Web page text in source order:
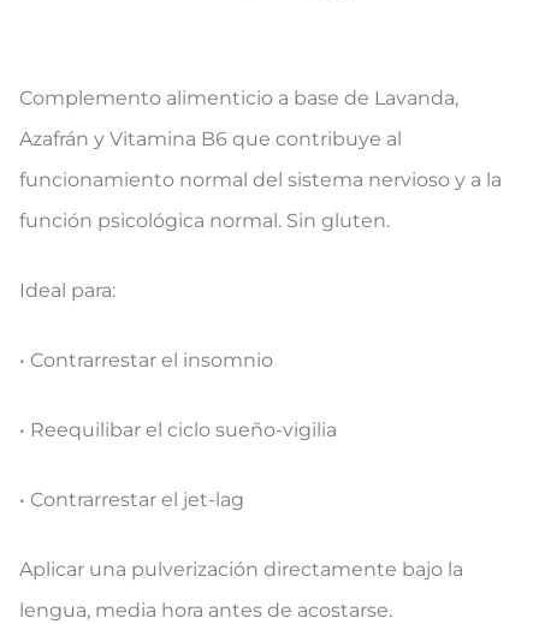
​Complemento alimenticio a base de Lavanda,
Azafrán y Vitamina B6 que contribuye al
funcionamiento normal del sistema nervioso y a la
función psicológica normal. Sin gluten.
​Ideal para:
• Contrarrestar el insomnio
• Reequilibar el ciclo sueño-vigilia
• Contrarrestar el jet-lag
​Aplicar una pulverización directamente bajo la
lengua, media hora antes de acostarse.